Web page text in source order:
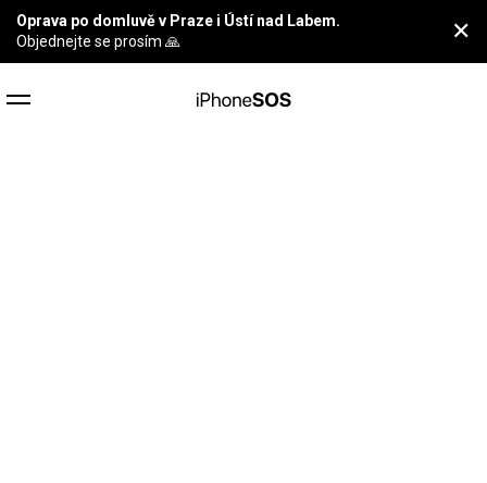
Oprava po domluvě v Praze i Ústí nad Labem.
Objednejte se prosím 🙏
✕